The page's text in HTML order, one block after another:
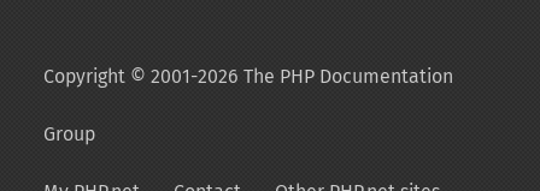
Copyright © 2001-2026 The PHP Documentation
Group